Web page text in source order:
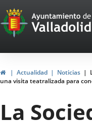
Portal
Web
del
de
Valladolid
InicioActualidad Noticias
una visita teatralizada para
La